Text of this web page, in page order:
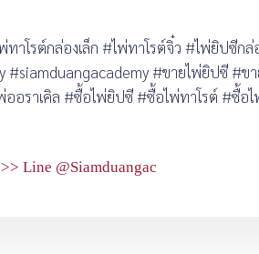
โรต์กล่องเล็ก #ไพ่ทาโรต์จิ๋ว #ไพ่ยิปซีก
#ขายไพ่ยิปซี #ข
อราเคิล #ซื้อไพ่ยิปซี #ซื้อไพ่ทาโรต์ #ซื้อไ
Line @Siamduangac